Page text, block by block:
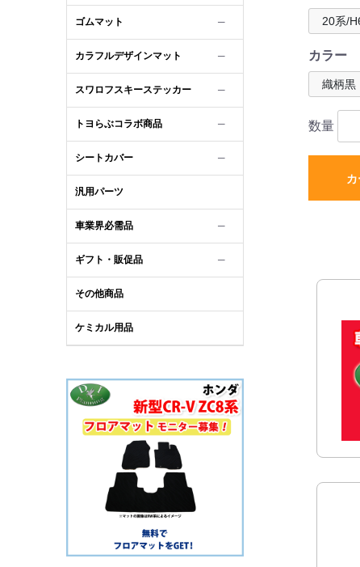
ゴムマット ─
カラフルデザインマット ─
スワロフスキーステッカー ─
トヨらぶコラボ商品 ─
シートカバー ─
汎用パーツ
車業界必需品 ─
ギフト・販促品 ─
その他商品
ケミカル用品
カラー
数量